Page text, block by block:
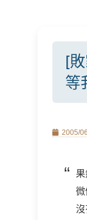
[
等
Posted
2005/
微